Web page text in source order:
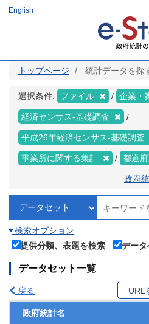
ツ
English
トップページ 統計データを探
選択条件: ファイル 企業・
経済センサス‐基礎調査
平成26年経済センサス‐基礎調査
事業所に関する集計 都道
政府
検索オプション
提供分類、表題を検索
デー
データセット一覧
戻る URL
政府統計名